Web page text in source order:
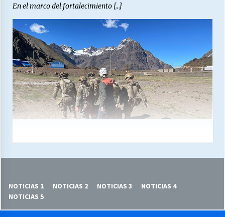
En el marco del fortalecimiento […]
NOTICIAS 1 NOTICIAS 2 NOTICIAS 3
NOTICIAS 4
NOTICIAS 5